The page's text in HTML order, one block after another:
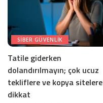
SIBER GÜVENLIK
Tatile giderken
dolandırılmayın; çok ucuz
tekliflere ve kopya sitelere
dikkat